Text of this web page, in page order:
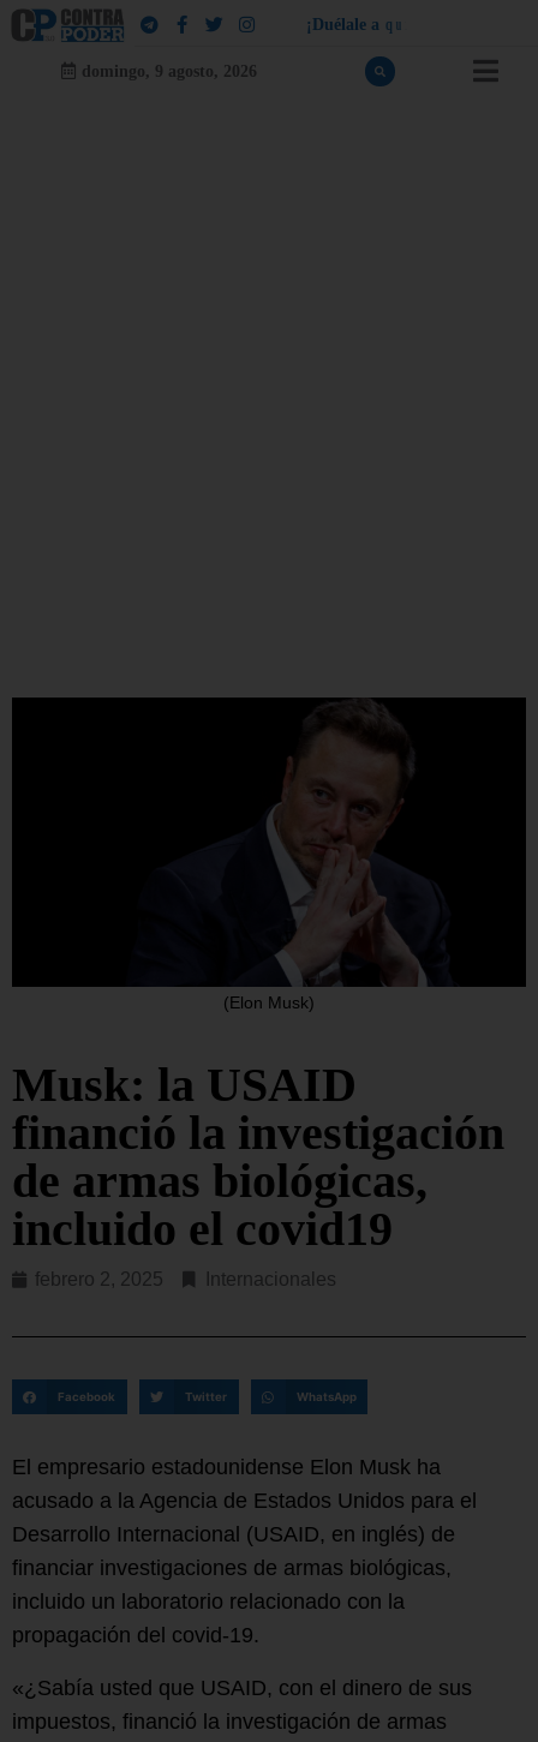
¡ Dué a e a q u
domingo, 9 agosto, 2026
(Elon Musk)
Musk: la USAID
financió la investigación
de armas biológicas,
incluido el covid19
febrero 2, 2025 Internacionales
Facebook Twitter WhatsApp
El empresario estadounidense Elon Musk ha
acusado a la Agencia de Estados Unidos para el
Desarrollo Internacional (USAID, en inglés) de
financiar investigaciones de armas biológicas,
incluido un laboratorio relacionado con la
propagación del covid-19.
«¿Sabía usted que USAID, con el dinero de sus
impuestos, financió la investigación de armas